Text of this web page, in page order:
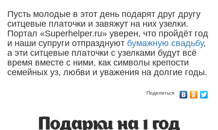
Пусть молодые в этот день подарят друг другу
ситцевые платочки и завяжут на них узелки.
Портал «Superhelper.ru» уверен, что пройдёт год
и наши супруги отпразднуют бумажную свадьбу,
а эти ситцевые платочки с узелками будут всё
время вместе с ними, как символы крепости
семейных уз, любви и уважения на долгие годы.
Поделиться
Подарки на 1 год